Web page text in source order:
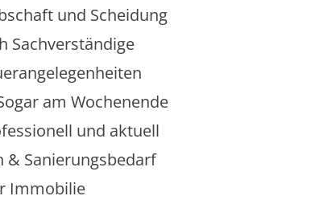
und Scheidung
Sachverständige
am Wochenende
und aktuell
& Sanierungsbedarf
Immobilie